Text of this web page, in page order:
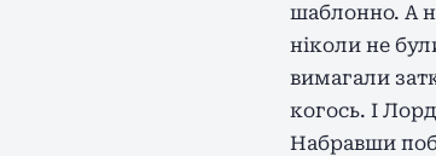
шаблонно. А
ніколи не
вимагали
когось. І
Набравши